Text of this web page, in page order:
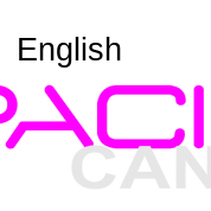
English